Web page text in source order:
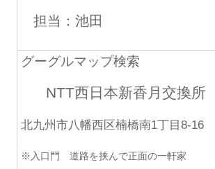
担当：池田
グーグルマップ検索
NTT西日本新香月交換所
北九州市八幡西区楠橋南1丁目8-16
※入口門 道路を挟んで正面の一軒家